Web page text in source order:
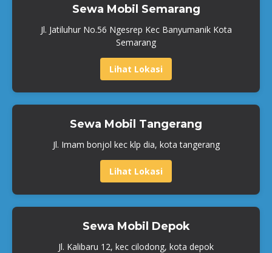
Sewa Mobil Semarang
Jl. Jatiluhur No.56 Ngesrep Kec Banyumanik Kota
Semarang
Lihat Lokasi
Sewa Mobil Tangerang
Jl. Imam bonjol kec klp dia, kota tangerang
Lihat Lokasi
Sewa Mobil Depok
Jl. Kalibaru 12, kec cilodong, kota depok